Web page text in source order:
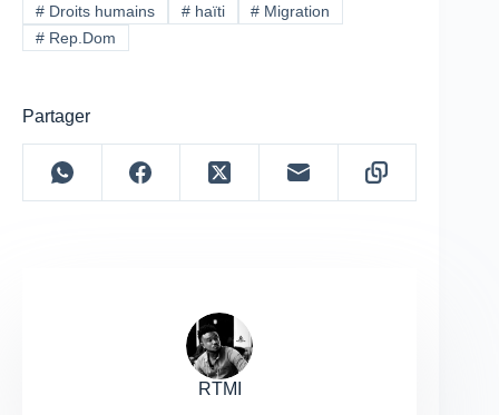
#Droits humains #haïti # Migration
#Rep.Dom
Partager
RTMI